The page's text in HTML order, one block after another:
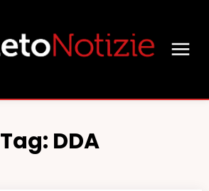
Tag: DDA